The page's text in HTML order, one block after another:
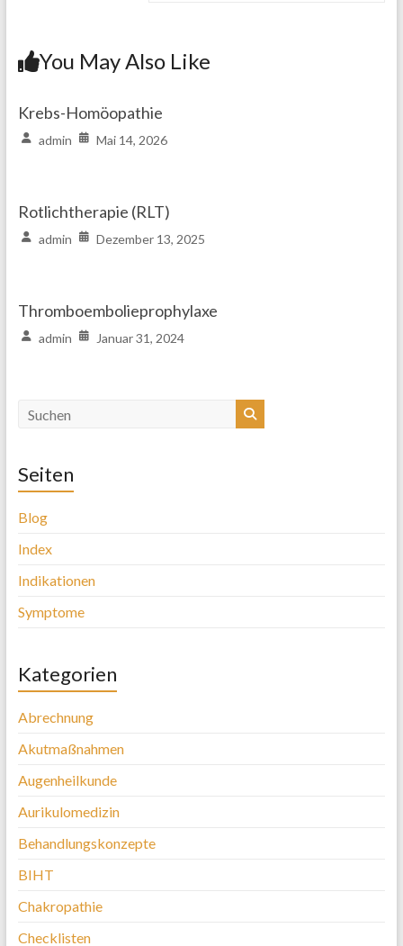
You May Also Like
Krebs-Homöopathie
admin Mai 14, 2026
Rotlichtherapie (RLT)
admin Dezember 13, 2025
Thromboembolieprophylaxe
admin Januar 31, 2024
Seiten
Blog
Index
Indikationen
Symptome
Kategorien
Abrechnung
Akutmaßnahmen
Augenheilkunde
Aurikulomedizin
Behandlungskonzepte
BIHT
Chakropathie
Checklisten